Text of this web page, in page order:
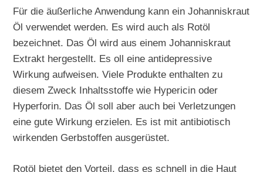
Für die äußerliche Anwendung kann ein Johanniskraut
Öl verwendet werden. Es wird auch als Rotöl
bezeichnet. Das Öl wird aus einem Johanniskraut
Extrakt hergestellt. Es oll eine antidepressive
Wirkung aufweisen. Viele Produkte enthalten zu
diesem Zweck Inhaltsstoffe wie Hypericin oder
Hyperforin. Das Öl soll aber auch bei Verletzungen
eine gute Wirkung erzielen. Es ist mit antibiotisch
wirkenden Gerbstoffen ausgerüstet.
Rotöl bietet den Vorteil, dass es schnell in die Haut